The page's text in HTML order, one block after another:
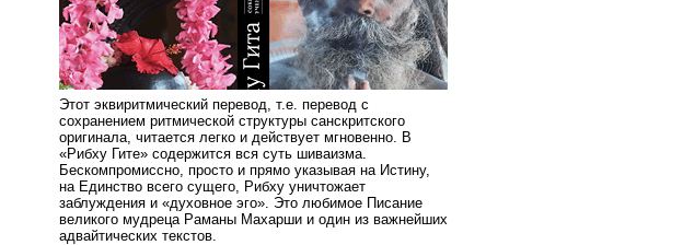
Этот эквиритмический перевод, т.е. перевод с
сохранением ритмической структуры санскритского
оригинала, читается легко и действует мгновенно. В
«Рибху Гите» содержится вся суть шиваизма.
Бескомпромиссно, просто и прямо указывая на Истину,
на Единство всего сущего, Рибху уничтожает
заблуждения и «духовное эго». Это любимое Писание
великого мудреца Раманы Махарши и один из важнейших
адвайтических текстов.